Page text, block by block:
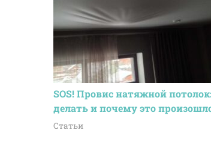
SOS! Провис натяжной
делать и почему это
Статьи